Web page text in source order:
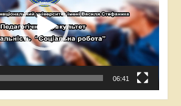
06:41